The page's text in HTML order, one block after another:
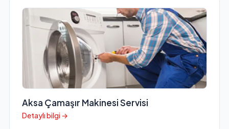
Aksa Çamaşır Makinesi Servisi
Detaylı bilgi →